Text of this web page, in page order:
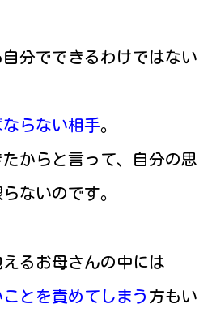
分でできるわけではない
らない相手。
からと言って、自分の思
ないのです。
るお母さんの中には
とを責めてしまう 方もい